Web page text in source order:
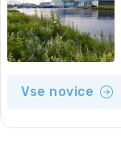
Vse novice